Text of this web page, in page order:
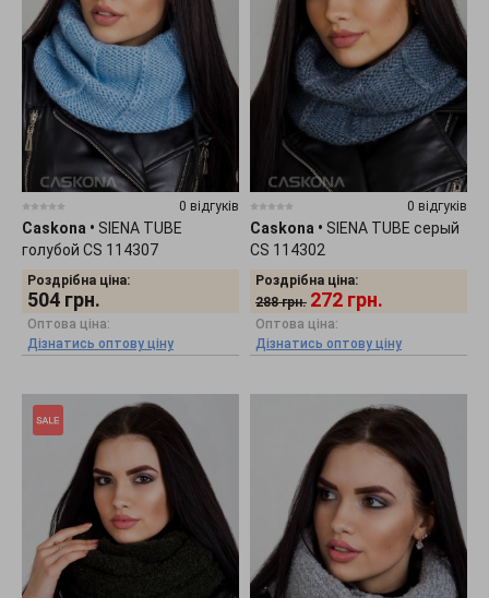
0 відгуків
Caskona • SIENA TUBE
голубой CS 114307
Роздрібна ціна:
504 грн.
Оптова ціна:
Дізнатись оптову ціну
0 відгуків
Caskona • SIENA TUBE серый
CS 114302
Роздрібна ціна:
288 грн. 272 грн.
Оптова ціна:
Дізнатись оптову ціну